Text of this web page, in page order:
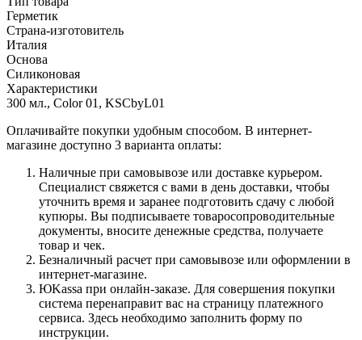
Герметик
Страна-изготовитель
Италия
Основа
Силиконовая
Характеристики
300 мл., Color 01, KSCbyL01
Оплачивайте покупки удобным способом. В интернет-
магазине доступно 3 варианта оплаты:
Наличные при самовывозе или доставке курьером.
Специалист свяжется с вами в день доставки, чтобы
уточнить время и заранее подготовить сдачу с любой
купюры. Вы подписываете товаросопроводительные
документы, вносите денежные средства, получаете
товар и чек.
Безналичный расчет при самовывозе или оформлении в
интернет-магазине.
ЮKassa при онлайн-заказе. Для совершения покупки
система перенаправит вас на страницу платежного
сервиса. Здесь необходимо заполнить форму по
инструкции.